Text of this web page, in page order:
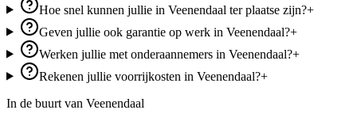
Hoe snel kunnen jullie in Veenendaal ter plaatse zijn?+
Geven jullie ook garantie op werk in Veenendaal?+
Werken jullie met onderaannemers in Veenendaal?+
Rekenen jullie voorrijkosten in Veenendaal?+
In de buurt van Veenendaal